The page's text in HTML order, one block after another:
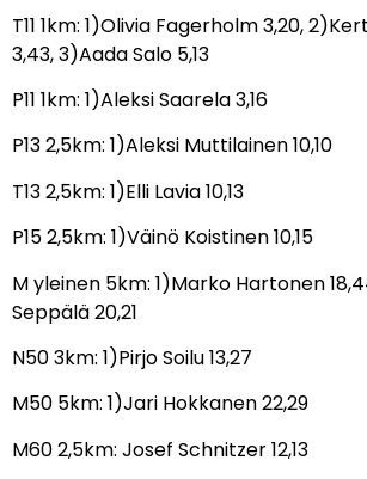
T11 1km: 1)Olivia Fagerholm 3,20,
3,43, 3)Aada Salo 5,13
P11 1km: 1)Aleksi Saarela 3,16
P13 2,5km: 1)Aleksi Muttilainen 10,10
T13 2,5km: 1)Elli Lavia 10,13
P15 2,5km: 1)Väinö Koistinen 10,15
M yleinen 5km: 1)Marko Hartonen
Seppälä 20,21
N50 3km: 1)Pirjo Soilu 13,27
M50 5km: 1)Jari Hokkanen 22,29
M60 2,5km: Josef Schnitzer 12,13